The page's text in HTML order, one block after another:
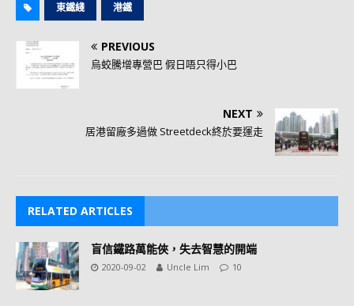
東鐵綫 港鐵
PREVIOUS
烏蛟騰增專營巴 假日唔只得小巴
NEXT
居港留廠多過做 Streetdeck終於要運走
RELATED ARTICLES
盲信鐵路萬能俠，失去智慧的開端
2020-09-02 Uncle Lim 10